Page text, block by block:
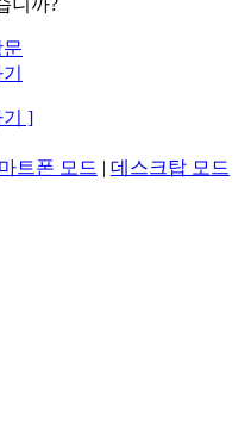
기 ]
트폰 모드 | 데스크탑 모드